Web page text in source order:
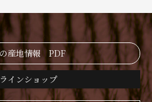
産地情報 PDF
インショップ